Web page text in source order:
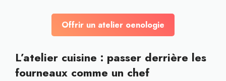
Offrir un atelier oenologie
L’atelier cuisine : passer derrière les
fourneaux comme un chef